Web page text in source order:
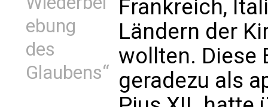
ebung
des
Glaubens“
Frankreich,
Ländern der
wollten. Diese
geradezu als